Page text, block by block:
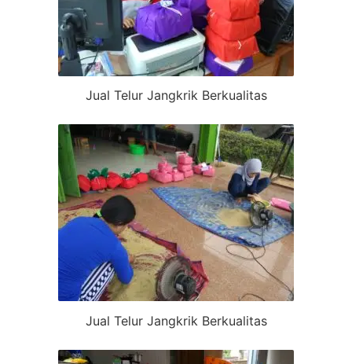
Jual Telur Jangkrik Berkualitas
Jual Telur Jangkrik Berkualitas